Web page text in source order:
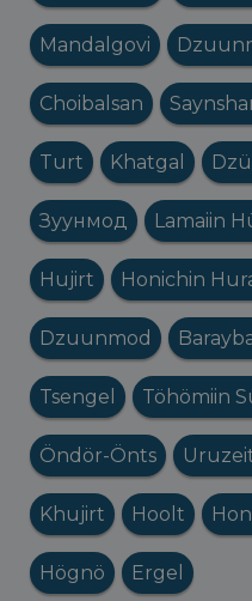
Mandalgovi
Choibalsan
Turt Khatgal
Зуунмод Lamaiin
Hujirt Honichin
Dzuunmod
Tsengel Töhömiin
Öndör-Önts
Khujirt Hoolt
Högnö Ergel